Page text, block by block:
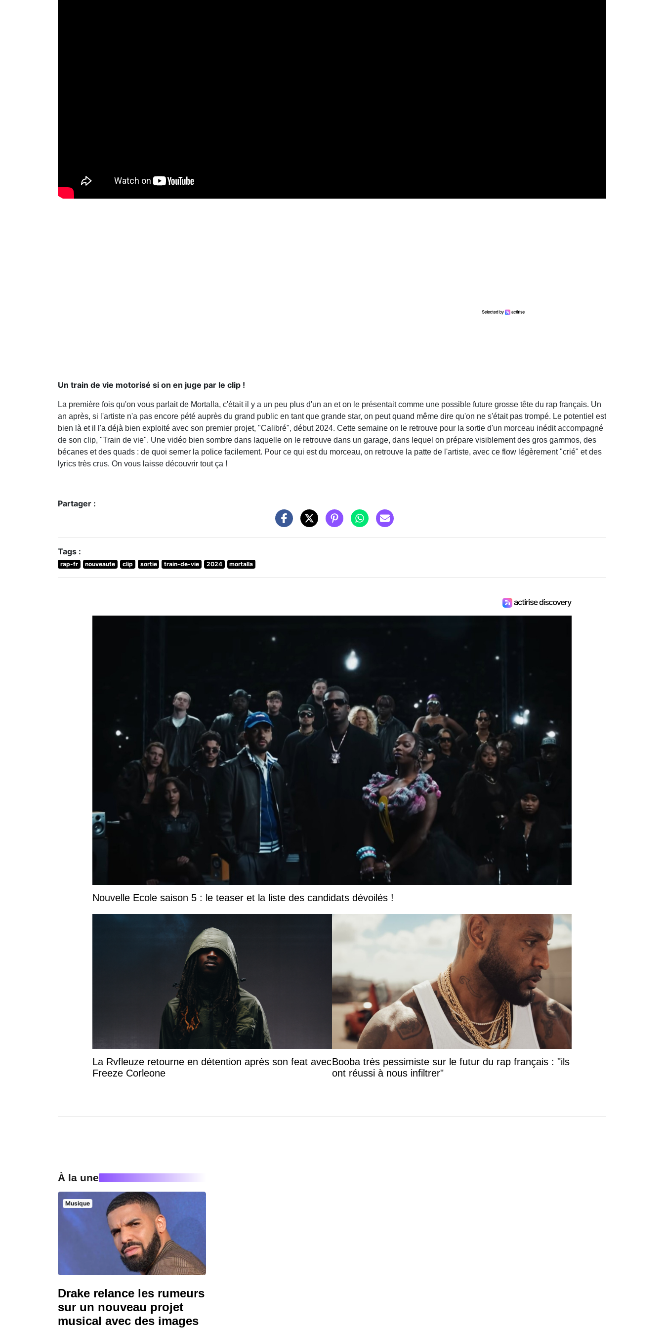
Un train de vie motorisé si on en juge par le clip !
La première fois qu'on vous parlait de Mortalla, c'était il y a un peu plus d'un an et on le présentait comme une possible future grosse tête du rap français. Un
an après, si l'artiste n'a pas encore pété auprès du grand public en tant que grande star, on peut quand même dire qu'on ne s'était pas trompé. Le potentiel est
bien là et il l'a déjà bien exploité avec son premier projet, "Calibré", début 2024. Cette semaine on le retrouve pour la sortie d'un morceau inédit accompagné
de son clip, "Train de vie". Une vidéo bien sombre dans laquelle on le retrouve dans un garage, dans lequel on prépare visiblement des gros gammos, des
bécanes et des quads : de quoi semer la police facilement. Pour ce qui est du morceau, on retrouve la patte de l'artiste, avec ce flow légèrement "crié" et des
lyrics très crus. On vous laisse découvrir tout ça !
Partager :
Tags :
rap-fr nouveaute clip sortie train-de-vie 2024 mortalla
Nouvelle Ecole saison 5 : le teaser et la liste des candidats dévoilés !
La Rvfleuze retourne en détention après son feat avec
Freeze Corleone
Booba très pessimiste sur le futur du rap français : "ils
ont réussi à nous infiltrer"
À la une
Musique
Drake relance les rumeurs
sur un nouveau projet
musical avec des images